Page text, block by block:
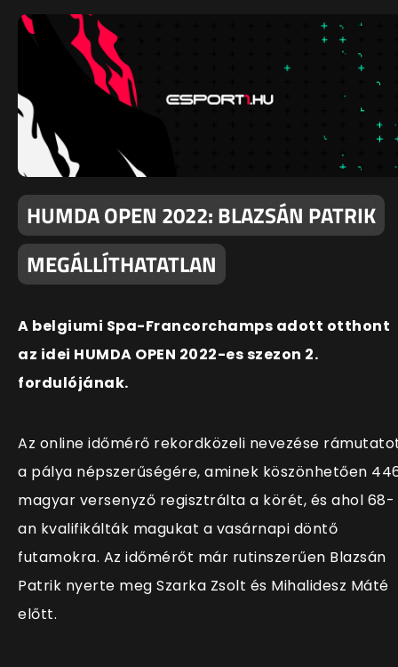
HUMDA OPEN 2022: BLAZSÁN PATRIK
MEGÁLLÍTHATATLAN
A belgiumi Spa-Francorchamps adott otthont
az idei HUMDA OPEN 2022-es szezon 2.
fordulójának.
Az online időmérő rekordközeli nevezése
a pálya népszerűségére, aminek köszönhetően
magyar versenyző regisztrálta a körét, és ahol 68-
an kvalifikálták magukat a vasárnapi döntő
futamokra. Az időmérőt már rutinszerűen Blazsán
Patrik nyerte meg Szarka Zsolt és Mihalidesz Máté
előtt.